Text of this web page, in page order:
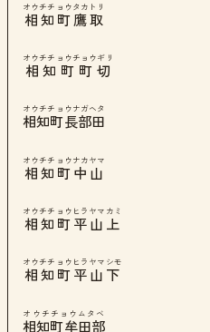
相知町鷹取
オウチチョウタカトリ
相知町町切
オウチチョウチョウギリ
相知町長部田
オウチチョウナガヘタ
相知町中山
オウチチョウナカヤマ
相知町平山上
オウチチョウヒラヤマカミ
相知町平山下
オウチチョウヒラヤマシモ
相知町牟田部
オウチチョウムタベ